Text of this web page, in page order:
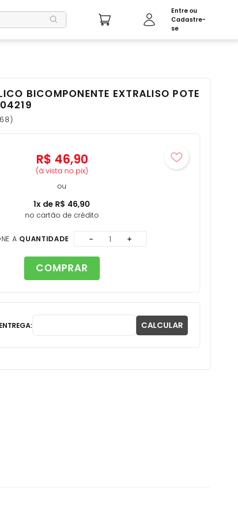
BICOMPONENTE EXTRALISO POTE
R$ 46,90
(à vista no pix)
ou
1x de R$ 46,90
no cartão de crédito
A QUANTIDADE ＋
－
COMPRAR